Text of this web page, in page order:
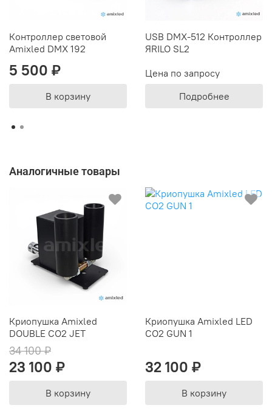
Контроллер световой
Amixled DMX 192
5 500 ₽
В корзину
USB DMX-512 Контроллер
ЯRILO SL2
Цена по запросу
Подробнее
Аналогичные товары
Криопушка Amixled
DOUBLE CO2 JET
34 100 ₽
23 100 ₽
В корзину
Криопушка Amixled LED
CO2 GUN 1
32 100 ₽
В корзину